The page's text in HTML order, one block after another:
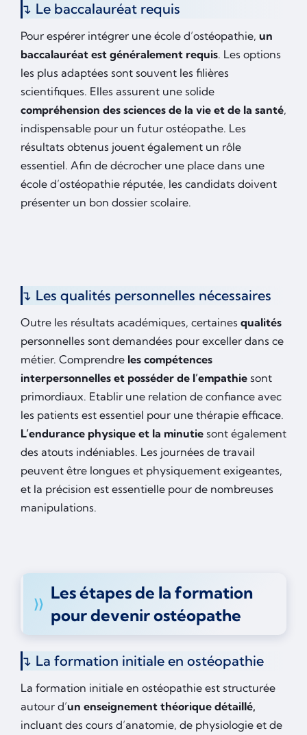
Le baccalauréat requis
Pour espérer intégrer une école d’ostéopathie, un
baccalauréat est généralement requis. Les options
les plus adaptées sont souvent les filières
scientifiques. Elles assurent une solide
compréhension des sciences de la vie et de la santé,
indispensable pour un futur ostéopathe. Les
résultats obtenus jouent également un rôle
essentiel. Afin de décrocher une place dans une
école d’ostéopathie réputée, les candidats doivent
présenter un bon dossier scolaire.
Les qualités personnelles nécessaires
Outre les résultats académiques, certaines qualités
personnelles sont demandées pour exceller dans ce
métier. Comprendre les compétences
interpersonnelles et posséder de l’empathie sont
primordiaux. Etablir une relation de confiance avec
les patients est essentiel pour une thérapie efficace.
L’endurance physique et la minutie sont également
des atouts indéniables. Les journées de travail
peuvent être longues et physiquement exigeantes,
et la précision est essentielle pour de nombreuses
manipulations.
Les étapes de la formation
pour devenir ostéopathe
La formation initiale en ostéopathie
La formation initiale en ostéopathie est structurée
autour d’un enseignement théorique détaillé,
incluant des cours d’anatomie, de physiologie et de